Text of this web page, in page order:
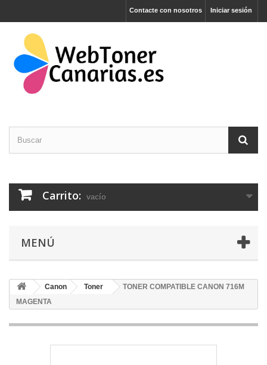
Iniciar sesión
Contacte con nosotros
Carrito: vacío
MENÚ
Canon Toner
TONER COMPATIBLE CANON 716M
MAGENTA